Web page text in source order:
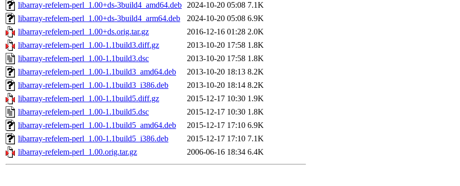
libarray-refelem-perl_1.00+ds-3build4_amd64.deb 2024-10-20 05:08 7.1K
libarray-refelem-perl_1.00+ds-3build4_arm64.deb
2024-10-20 05:08 6.9K
libarray-refelem-perl_1.00+ds.orig.tar.gz
2016-12-16 01:28 2.0K
libarray-refelem-perl_1.00-1.1build3.diff.gz
2013-10-20 17:58 1.8K
libarray-refelem-perl_1.00-1.1build3.dsc
2013-10-20 17:58 1.8K
libarray-refelem-perl_1.00-1.1build3_amd64.deb
2013-10-20 18:13 8.2K
libarray-refelem-perl_1.00-1.1build3_i386.deb
2013-10-20 18:14 8.2K
libarray-refelem-perl_1.00-1.1build5.diff.gz
2015-12-17 10:30 1.9K
libarray-refelem-perl_1.00-1.1build5.dsc
2015-12-17 10:30 1.8K
libarray-refelem-perl_1.00-1.1build5_amd64.deb
2015-12-17 17:10 6.9K
libarray-refelem-perl_1.00-1.1build5_i386.deb
2015-12-17 17:10 7.1K
libarray-refelem-perl_1.00.orig.tar.gz
2006-06-16 18:34 6.4K